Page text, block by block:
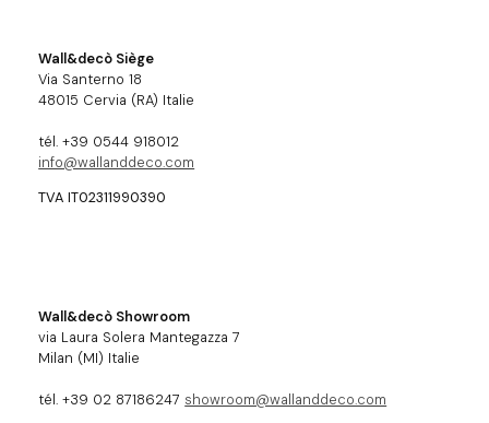
Wall&decò Siège
Via Santerno 18
48015 Cervia (RA) Italie
tél. +39 0544 918012
info@wallanddeco.com
TVA IT02311990390
Wall&decò Showroom
via Laura Solera Mantegazza 7
Milan (MI) Italie
tél. +39 02 87186247 showroom@wallanddeco.com